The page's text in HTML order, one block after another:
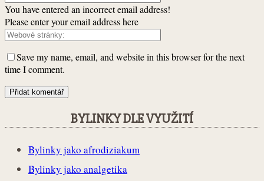
You have entered an incorrect email address!
Please enter your email address here
Save my name, email, and website in this browser for the next
time I comment.
BYLINKY DLE VYUŽITÍ
Bylinky jako afrodiziakum
Bylinky jako analgetika